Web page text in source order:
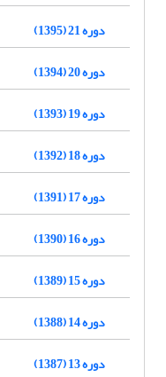
دوره 21 (1395)
دوره 20 (1394)
دوره 19 (1393)
دوره 18 (1392)
دوره 17 (1391)
دوره 16 (1390)
دوره 15 (1389)
دوره 14 (1388)
دوره 13 (1387)